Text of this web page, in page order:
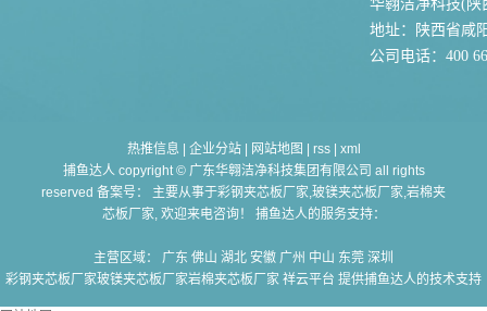
华翱洁净科技(陕
地址：陕西省咸
公司电话：400
热推信息 企业分站| 网站地图 rss| xml
捕鱼达人 copyright © 广东华翱洁净科技集团有限公司 all rights
reserved 备案号： 主要从事于彩钢夹芯板厂家,玻镁夹芯板厂家,岩棉夹
芯板厂家, 欢迎来电咨询！ 捕鱼达人的服务支持：
主营区域： 广东 佛山 湖北 安徽 广州 中山 东莞 深圳
彩钢夹芯板厂家玻镁夹芯板厂家岩棉夹芯板厂家 祥云平台 提供捕鱼达人的技术支持